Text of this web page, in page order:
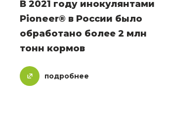
В 2021 году инокулянтами
Pioneer® в России было
обработано более 2 млн
тонн кормов
подробнее